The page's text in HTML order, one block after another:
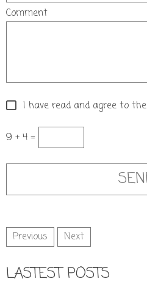
Comment
I have read and agree to the
9 + 4 =
Previous Next
LASTEST POSTS